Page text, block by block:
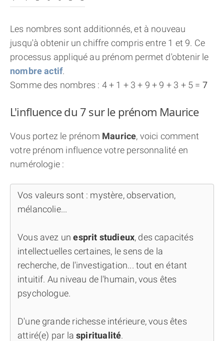
Les nombres sont additionnés, et à nouveau
jusqu'à obtenir un chiffre compris entre 1 et 9. Ce
processus appliqué au prénom permet d'obtenir le
nombre actif.
Somme des nombres : 4 + 1 + 3 + 9 + 9 + 3 + 5 = 7
L'influence du 7 sur le prénom Maurice
Vous portez le prénom Maurice, voici comment
votre prénom influence votre personnalité en
numérologie :
Vos valeurs sont : mystère, observation,
mélancolie...
Vous avez unesprit studieux, des capacités
intellectuelles certaines, le sens de la
recherche, de l'investigation... tout en étant
intuitif. Au niveau de l'humain, vous êtes
psychologue.
D'une grande richesse intérieure, vous êtes
attiré(e) par laspiritualité.